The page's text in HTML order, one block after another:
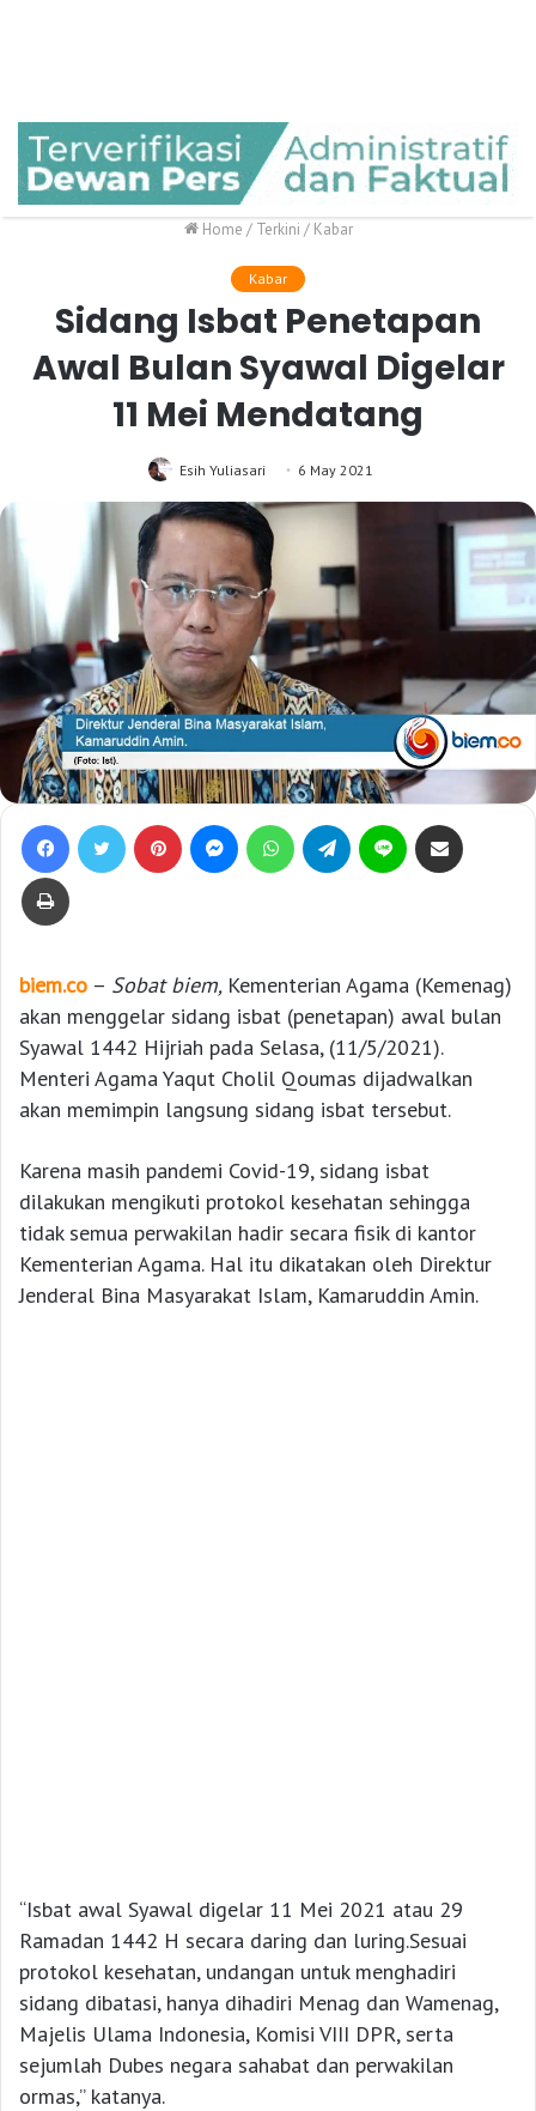
Home / Terkini / Kabar
Kabar
Sidang Isbat Penetapan
Awal Bulan Syawal Digelar
11 Mei Mendatang
Esih Yuliasari 6 May 2021
biem.co – Sobat biem, Kementerian Agama (Kemenag)
akan menggelar sidang isbat (penetapan) awal bulan
Syawal 1442 Hijriah pada Selasa, (11/5/2021).
Menteri Agama Yaqut Cholil Qoumas dijadwalkan
akan memimpin langsung sidang isbat tersebut.
Karena masih pandemi Covid-19, sidang isbat
dilakukan mengikuti protokol kesehatan sehingga
tidak semua perwakilan hadir secara fisik di kantor
Kementerian Agama. Hal itu dikatakan oleh Direktur
Jenderal Bina Masyarakat Islam, Kamaruddin Amin.
“Isbat awal Syawal digelar 11 Mei 2021 atau 29
Ramadan 1442 H secara daring dan luring.Sesuai
protokol kesehatan, undangan untuk menghadiri
sidang dibatasi, hanya dihadiri Menag dan Wamenag,
Majelis Ulama Indonesia, Komisi VIII DPR, serta
sejumlah Dubes negara sahabat dan perwakilan
ormas,” katanya.